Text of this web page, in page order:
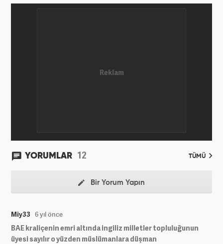
YORUMLAR 12 TÜMÜ
Bir Yorum Yapın
Miy33 6 yıl önce
BAE kraliçenin emri altında ingiliz milletler topluluğunun
üyesi sayılır o yüzden müslümanlara düşman